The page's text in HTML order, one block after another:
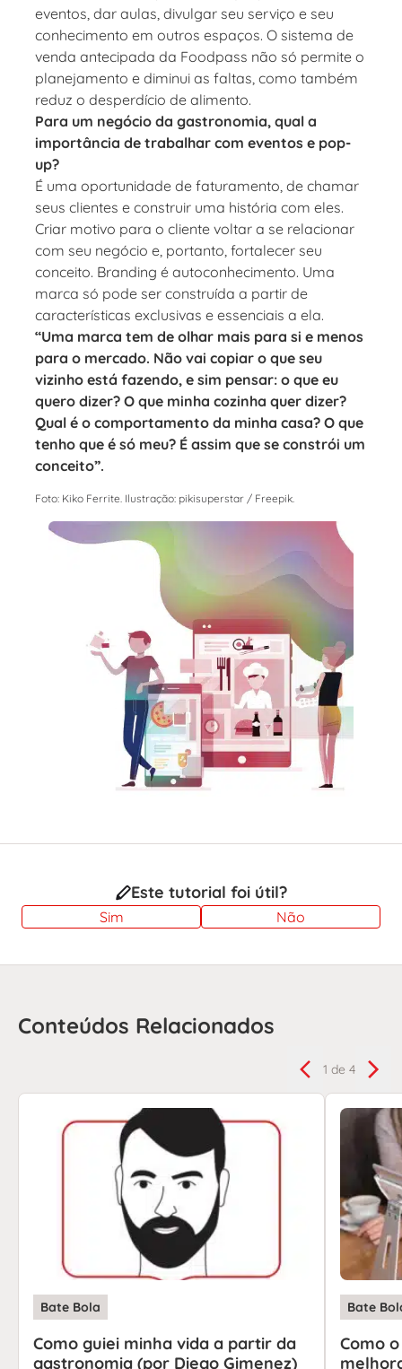
eventos, dar aulas, divulgar seu serviço e seu
conhecimento em outros espaços. O sistema de
venda antecipada da Foodpass não só permite o
planejamento e diminui as faltas, como também
reduz o desperdício de alimento.
Para um negócio da gastronomia, qual a
importância de trabalhar com eventos e pop-
up?
É uma oportunidade de faturamento, de chamar
seus clientes e construir uma história com eles.
Criar motivo para o cliente voltar a se relacionar
com seu negócio e, portanto, fortalecer seu
conceito. Branding é autoconhecimento. Uma
marca só pode ser construída a partir de
características exclusivas e essenciais a ela.
“Uma marca tem de olhar mais para si e menos
para o mercado. Não vai copiar o que seu
vizinho está fazendo, e sim pensar: o que eu
quero dizer? O que minha cozinha quer dizer?
Qual é o comportamento da minha casa? O que
tenho que é só meu? É assim que se constrói um
conceito”.
Foto: Kiko Ferrite. Ilustração: pikisuperstar / Freepik.
Este tutorial foi útil?
Sim Não
Conteúdos Relacionados
1 de 4
Bate Bola
Como guiei minha vida a partir da
gastronomia (por Diego Gimenez)
Bate
Como